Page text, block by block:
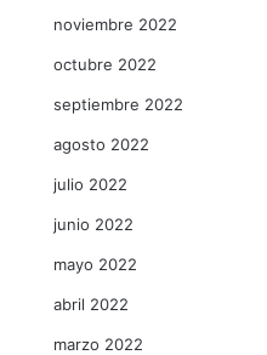
noviembre 2022
octubre 2022
septiembre 2022
agosto 2022
julio 2022
junio 2022
mayo 2022
abril 2022
marzo 2022